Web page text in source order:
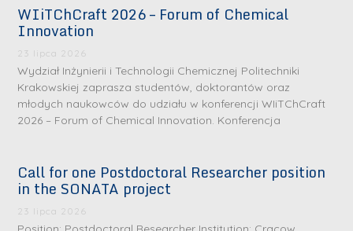
WIiTChCraft 2026 – Forum of Chemical
Innovation
23 lipca 2026
Wydział Inżynierii i Technologii Chemicznej Politechniki
Krakowskiej zaprasza studentów, doktorantów oraz
młodych naukowców do udziału w konferencji WIiTChCraft
2026 – Forum of Chemical Innovation. Konferencja
Call for one Postdoctoral Researcher position
in the SONATA project
23 lipca 2026